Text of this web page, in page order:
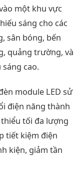
một khu vực
sáng cho các
sân bóng, bến
quảng trường, và
cao.
module LED sử
điện năng thành
tối đa lượng
tiết kiệm điện
kiện, giảm tần